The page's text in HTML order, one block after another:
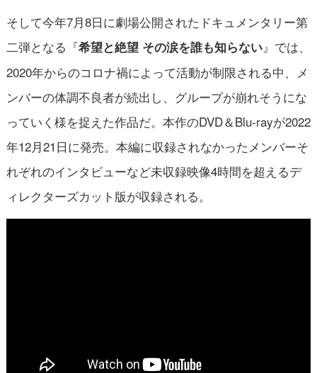
そして今年7月8日に劇場公開されたドキュメンタリー第
二弾となる『希望と絶望 その涙を誰も知らない』では、
2020年からのコロナ禍によって活動が制限される中、メ
ンバーの体調不良者が続出し、グループが崩れそうにな
っていく様を捉えた作品だ。本作のDVD＆Blu-rayが2022
年12月21日に発売。本編に収録されなかったメンバーそ
れぞれのインタビューなど未収録映像4時間を超えるデ
ィレクターズカット版が収録される。